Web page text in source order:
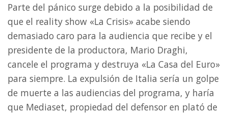
Parte del pánico surge debido a la posibilidad de
que el reality show «La Crisis» acabe siendo
demasiado caro para la audiencia que recibe y el
presidente de la productora, Mario Draghi,
cancele el programa y destruya «La Casa del Euro»
para siempre. La expulsión de Italia sería un golpe
de muerte a las audiencias del programa, y haría
que Mediaset, propiedad del defensor en plató de